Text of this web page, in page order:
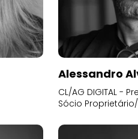
Alessandro
CL/AG DIGITAL -
Sócio